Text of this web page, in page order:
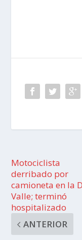
Motociclista
derribado por
camioneta en la
Valle; terminó
hospitalizado
ANTERIOR